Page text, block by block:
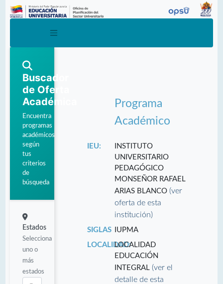
Buscador
de Oferta
Académica
Encuentra
programas
académicos
según
tus
criterios
de
búsqueda
Estados
Selecciona
uno o
más
estados
Programa
Académico
IEU:
INSTITUTO
UNIVERSITARIO
PEDAGÓGICO
MONSEÑOR RAFAEL
ARIAS BLANCO(ver
oferta de esta
institución)
SIGLAS
IUPMA
LOCALIDAD:LOCALIDAD
EDUCACIÓN
INTEGRAL(ver el
detalle de esta